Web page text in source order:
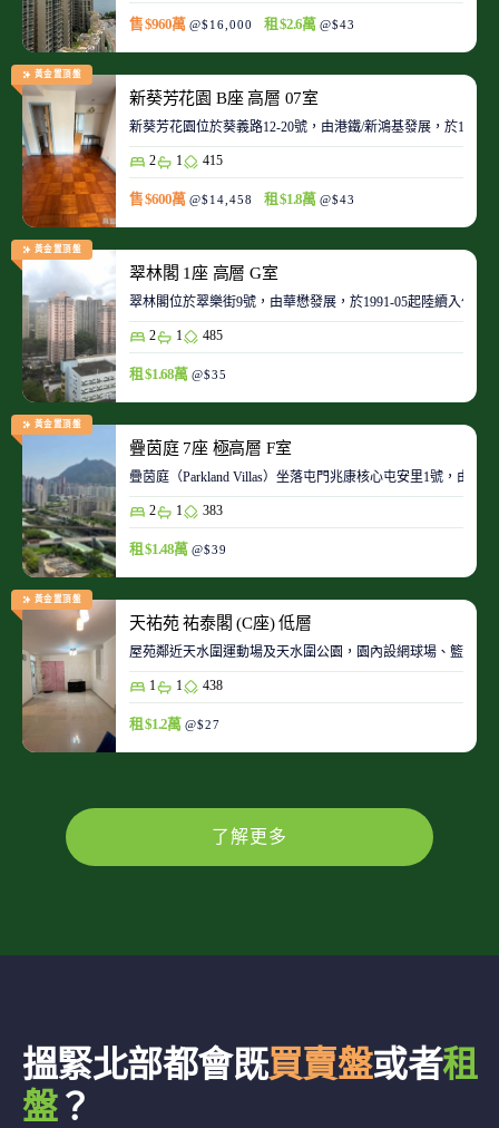
售 $960萬 @$16,000 租 $2.6萬 @$43
黃金置頂盤
新葵芳花園 B座 高層 07室
新葵芳花園位於葵義路12-20號，由港鐵/新鴻基發展，於
2 1 415
售 $600萬 @$14,458 租 $1.8萬 @$43
黃金置頂盤
翠林閣 1座 高層 G室
翠林閣位於翠樂街9號，由華懋發展，於1991-05起陸續入伙
2 1 485
租 $1.68萬 @$35
黃金置頂盤
疊茵庭 7座 極高層 F室
疊茵庭（Parkland Villas）坐落屯門兆康核心屯安里1號，由
2 1 383
租 $1.48萬 @$39
黃金置頂盤
天祐苑 祐泰閣 (C座) 低層
屋苑鄰近天水圍運動場及天水圍公園，園內設網球場、籃球
1 1 438
租 $1.2萬 @$27
了解更多
搵緊北部都會既買賣盤或者租
盤？